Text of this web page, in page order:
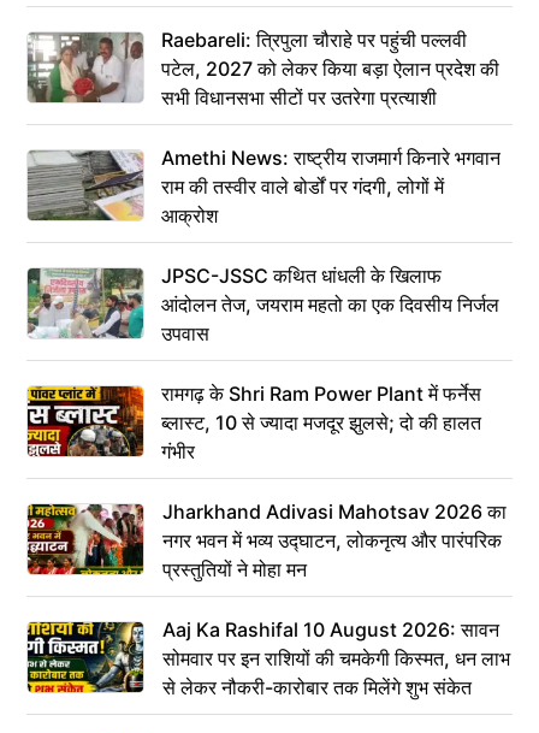
Raebareli: त्रिपुला चौराहे पर पहुंची पल्लवी
पटेल, 2027 को लेकर किया बड़ा ऐलान प्रदेश की
सभी विधानसभा सीटों पर उतरेगा प्रत्याशी
Amethi News: राष्ट्रीय राजमार्ग किनारे भगवान
राम की तस्वीर वाले बोर्डों पर गंदगी, लोगों में
आक्रोश
JPSC-JSSC कथित धांधली के खिलाफ
आंदोलन तेज, जयराम महतो का एक दिवसीय निर्जल
उपवास
रामगढ़ के Shri Ram Power Plant में फर्नेस
ब्लास्ट, 10 से ज्यादा मजदूर झुलसे; दो की हालत
गंभीर
Jharkhand Adivasi Mahotsav 2026 का
नगर भवन में भव्य उद्घाटन, लोकनृत्य और पारंपरिक
प्रस्तुतियों ने मोहा मन
Aaj Ka Rashifal 10 August 2026: सावन
सोमवार पर इन राशियों की चमकेगी किस्मत, धन लाभ
से लेकर नौकरी-कारोबार तक मिलेंगे शुभ संकेत